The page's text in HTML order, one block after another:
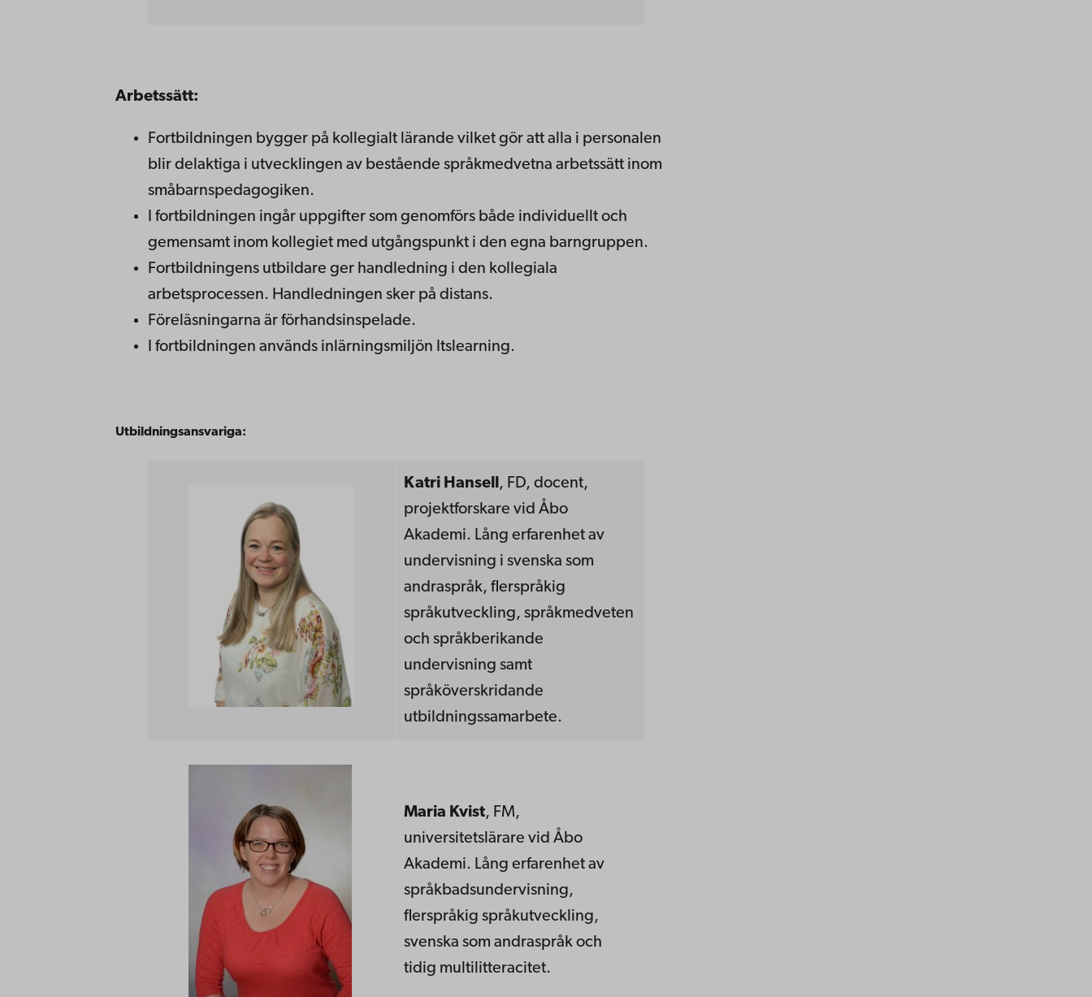
Arbetssätt:
Fortbildningen bygger på kollegialt lärande vilket gör att alla i personalen
blir delaktiga i utvecklingen av bestående språkmedvetna arbetssätt inom
småbarnspedagogiken.
I fortbildningen ingår uppgifter som genomförs både individuellt och
gemensamt inom kollegiet med utgångspunkt i den egna barngruppen.
Fortbildningens utbildare ger handledning i den kollegiala
arbetsprocessen. Handledningen sker på distans.
Föreläsningarna är förhandsinspelade.
I fortbildningen används inlärningsmiljön Itslearning.
Utbildningsansvariga:
Katri Hansell, FD, docent,
projektforskare vid Åbo
Akademi. Lång erfarenhet av
undervisning i svenska som
andraspråk, flerspråkig
språkutveckling, språkmedveten
och språkberikande
undervisning samt
språköverskridande
utbildningssamarbete.
Maria Kvist, FM,
universitetslärare vid Åbo
Akademi. Lång erfarenhet av
språkbadsundervisning,
flerspråkig språkutveckling,
svenska som andraspråk och
tidig multilitteracitet.